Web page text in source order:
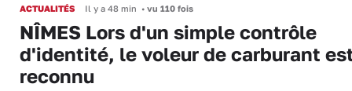
ACTUALITÉS Il y a 48 min • vu 110 fois
NÎMES Lors d'un simple contrôle
d'identité, le voleur de carburant
reconnu